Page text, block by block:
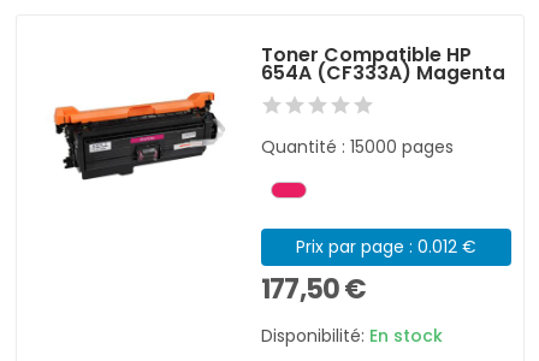
Toner Compatible HP
654A (CF333A) Magenta
Quantité : 15000 pages
Prix par page : 0.012 €
177,50 €
Disponibilité: En stock